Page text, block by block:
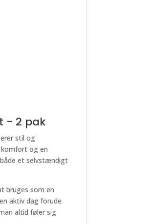
- 2 pak
stil og
og en
et selvstændigt
bruges som en
aktiv dag forude
altid føler sig